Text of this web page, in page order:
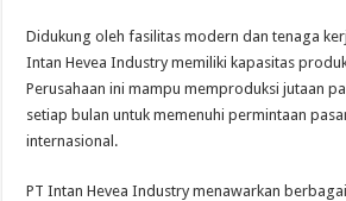
Didukung oleh fasilitas modern dan tenaga
Intan Hevea Industry memiliki kapasitas
Perusahaan ini mampu memproduksi jutaan
setiap bulan untuk memenuhi permintaan
internasional.
PT Intan Hevea Industry menawarkan